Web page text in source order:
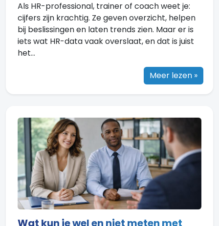
Als HR-professional, trainer of coach weet je:
cijfers zijn krachtig. Ze geven overzicht, helpen
bij beslissingen en laten trends zien. Maar er is
iets wat HR-data vaak overslaat, en dat is juist
het...
Meer lezen »
Wat kun je wel en niet meten met